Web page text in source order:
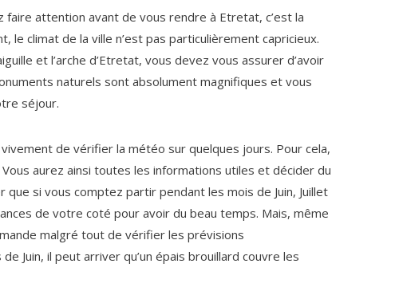
faire attention avant de vous rendre à Etretat, c’est la
le climat de la ville n’est pas particulièrement capricieux.
et l’arche d’Etretat, vous devez vous assurer d’avoir
naturels sont absolument magnifiques et vous
séjour.
de vérifier la météo sur quelques jours. Pour cela,
Vous aurez ainsi toutes les informations utiles et décider du
si vous comptez partir pendant les mois de Juin, Juillet
de votre coté pour avoir du beau temps. Mais, même
malgré tout de vérifier les prévisions
Juin, il peut arriver qu’un épais brouillard couvre les